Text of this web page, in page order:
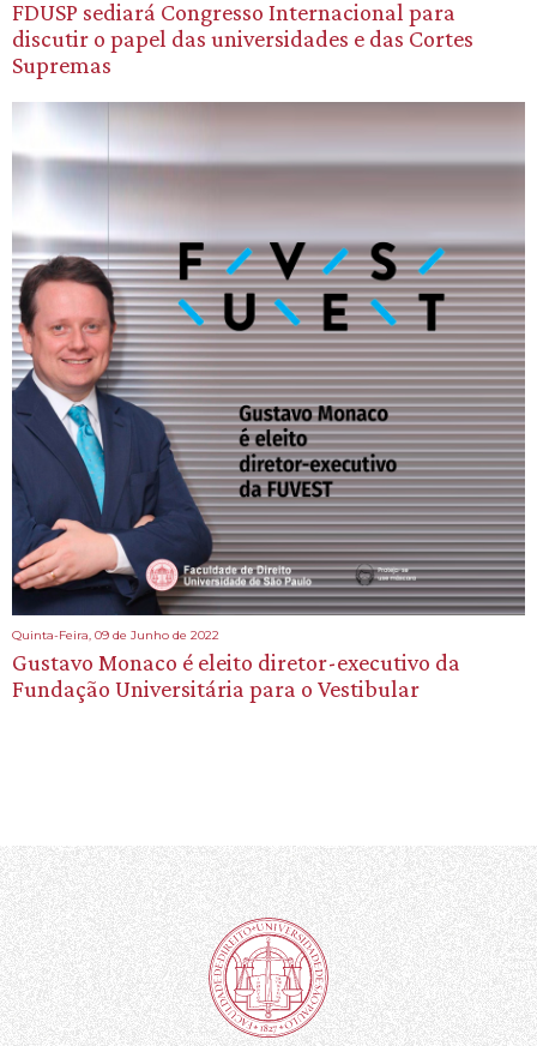
FDUSP sediará Congresso Internacional para
discutir o papel das universidades e das Cortes
Supremas
Quinta-Feira, 09 de Junho de 2022
Gustavo Monaco é eleito diretor-executivo da
Fundação Universitária para o Vestibular